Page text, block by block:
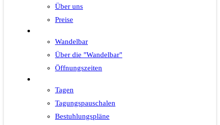
Über uns
Preise
Wandelbar
Über die "Wandelbar"
Öffnungszeiten
Tagen
Tagungspauschalen
Bestuhlungspläne